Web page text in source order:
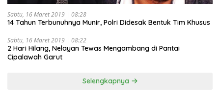
Sabtu, 16 Maret 2019 | 08:28
14 Tahun Terbunuhnya Munir, Polri Didesak Bentuk Tim Khusus
Sabtu, 16 Maret 2019 | 08:22
2 Hari Hilang, Nelayan Tewas Mengambang di Pantai
Cipalawah Garut
Selengkapnya